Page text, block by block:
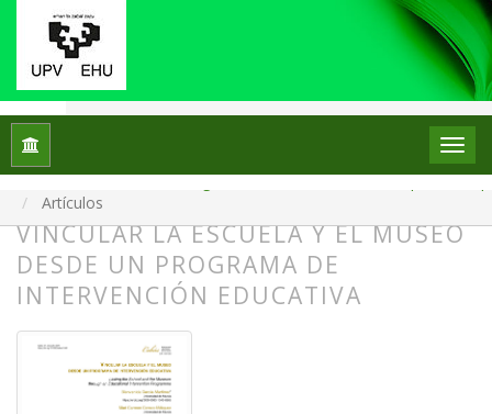
Inicio
Núm. 34 (2025): Monográfico: La escuela en el escaparate: el
Artículos
VINCULAR LA ESCUELA Y EL MUSEO
DESDE UN PROGRAMA DE
INTERVENCIÓN EDUCATIVA